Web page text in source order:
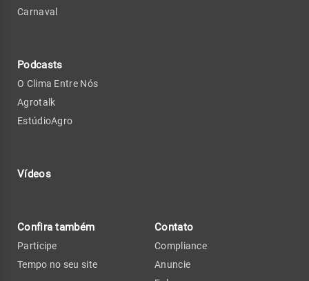
Carnaval
Podcasts
O Clima Entre Nós
Agrotalk
EstúdioAgro
Vídeos
Confira também
Participe
Tempo no seu site
Contato
Compliance
Anuncie